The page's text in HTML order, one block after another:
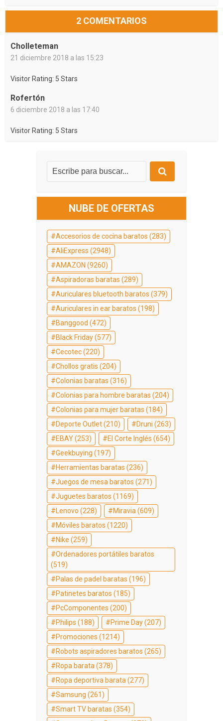
2 COMENTARIOS
Cholleteman
21 diciembre 2018 a las 15:23
Visitor Rating: 5 Stars
Rofertón
6 diciembre 2018 a las 17:40
Visitor Rating: 5 Stars
NUBE DE OFERTAS
Accesorios de cocina baratos (283)
AliExpress (2948)
AMAZON (9260)
Aspiradoras baratas (289)
Auriculares bluetooth baratos (379)
Auriculares in ear baratos (198)
Banggood (472)
Black Friday(577)
Cecotec(220)
Chollos gratis (204)
Colonias baratas (316)
Colonias para hombre baratas (204)
Colonias para mujer baratas (184)
Deporte Outlet(210) Druni (263)
EBAY(253) El Corte Inglés (654)
Geekbuying (197)
Herramientas baratas (236)
Juegos de mesa baratos (271)
Juguetes baratos (1169)
Lenovo (228) Miravia (609)
Móviles baratos (1220)
Nike (259)
Ordenadores portátiles baratos
(519)
Palas de padel baratas (196)
Patinetes baratos (185)
PcComponentes (200)
Philips (188) Prime Day(207)
Promociones (1214)
Robots aspiradores baratos (265)
Ropa barata (378)
Ropa deportiva barata (277)
Samsung (261)
Smart TV baratas (354)